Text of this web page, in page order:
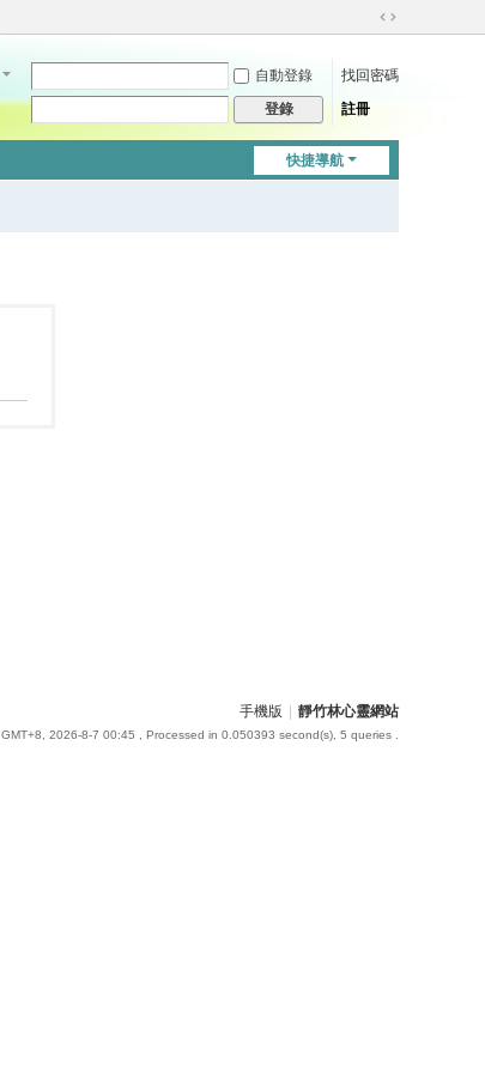
切
到
自動登錄
找回密碼
登錄 註冊
快捷導航
手機版 靜竹林心靈網站
GMT+8, 2026-8-7 00:45 , Processed in 0.050393 second(s), 5 queries .